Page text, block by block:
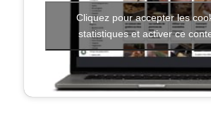
Cliquez pour accepter les
statistiques et activer ce